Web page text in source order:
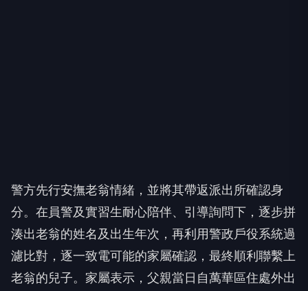
警方先行安撫老翁情緒，並將其帶返派出所確認身
分。在員警及實習生耐心陪伴、引導詢問下，逐步拼
湊出老翁的姓名及出生年次，再利用警政戶役系統過
濾比對，逐一致電可能的家屬確認，最終順利聯繫上
老翁的兒子。家屬表示，父親當日自萬華區住處外出